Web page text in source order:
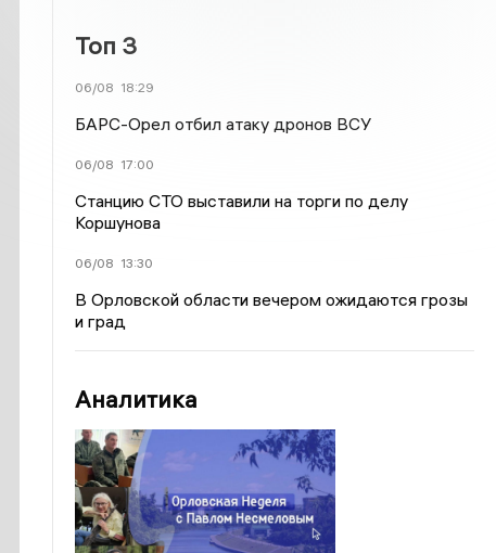
Топ 3
06/08 18:29
БАРС-Орел отбил атаку дронов ВСУ
06/08 17:00
Станцию СТО выставили на торги по делу
Коршунова
06/08 13:30
В Орловской области вечером ожидаются грозы
и град
Аналитика